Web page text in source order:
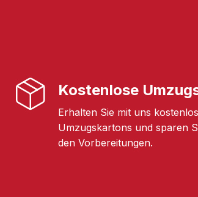
Kostenlose
Erhalten Sie mit uns
Umzugskartons und sparen
den Vorbereitungen.